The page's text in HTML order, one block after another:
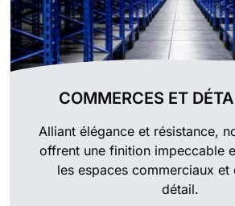
COMMERCES ET
Alliant élégance et résistance,
offrent une finition impeccable
les espaces commerciaux et
détail.